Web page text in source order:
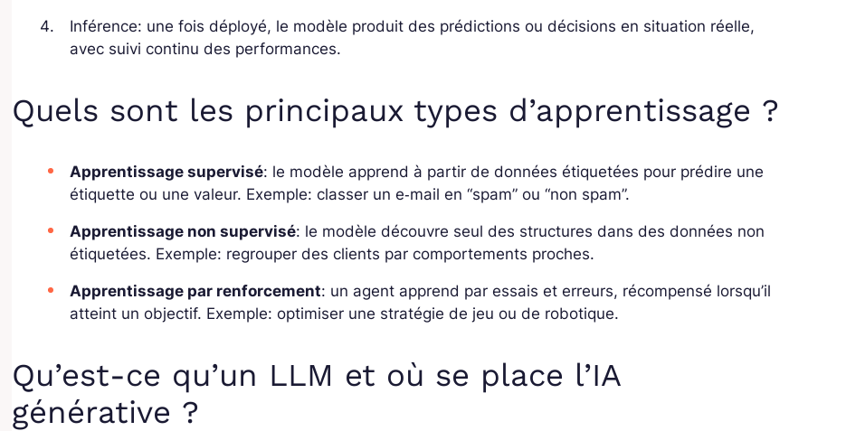
Inférence: une fois déployé, le modèle produit des prédictions ou décisions en situation réelle,
avec suivi continu des performances.
Quels sont les principaux types d’apprentissage ?
Apprentissage supervisé: le modèle apprend à partir de données étiquetées pour prédire une
étiquette ou une valeur. Exemple: classer un e‑mail en “spam” ou “non spam”.
Apprentissage non supervisé: le modèle découvre seul des structures dans des données non
étiquetées. Exemple: regrouper des clients par comportements proches.
Apprentissage par renforcement: un agent apprend par essais et erreurs, récompensé lorsqu’il
atteint un objectif. Exemple: optimiser une stratégie de jeu ou de robotique.
Qu’est-ce qu’un LLM et où se place l’IA
générative ?